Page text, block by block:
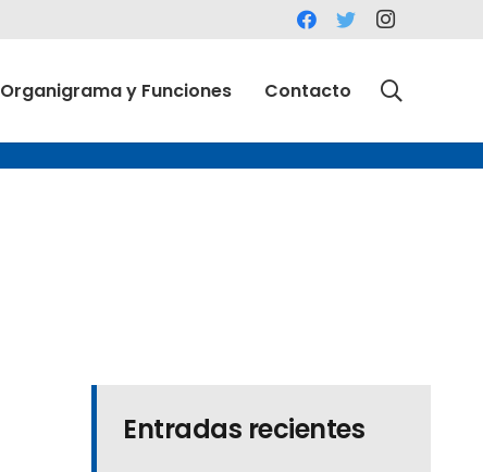
Organigrama y Funciones Contacto
Entradas recientes